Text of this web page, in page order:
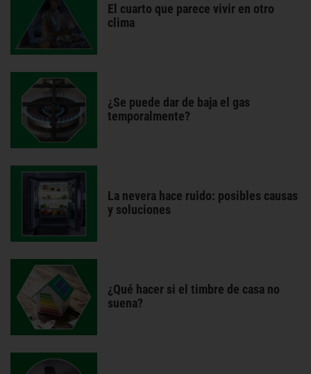
El cuarto que parece vivir en otro
clima
¿Se puede dar de baja el gas
temporalmente?
La nevera hace ruido: posibles causas
y soluciones
¿Qué hacer si el timbre de casa no
suena?